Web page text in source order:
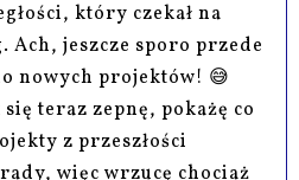
który czekał na
Ach, jeszcze sporo przede
nowych projektów! 😅
teraz zepnę, pokażę co
z przeszłości
więc wrzucę chociaż